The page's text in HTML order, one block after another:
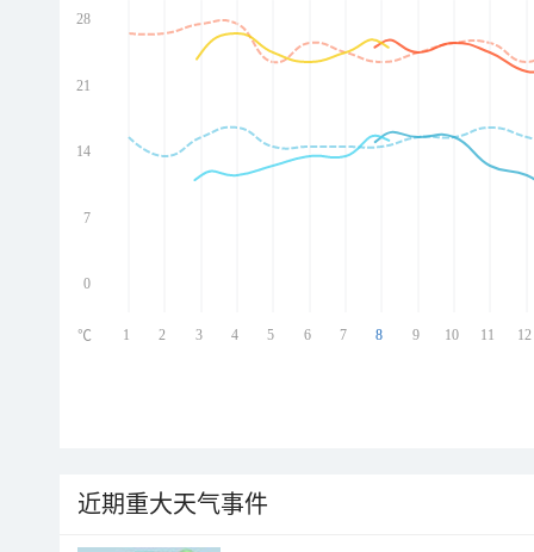
28
21
14
7
0
1 2 3 4 5 6 7 8 9 10 11 12
℃
近期重大天气事件